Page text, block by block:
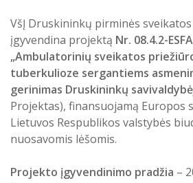
Baltarusijos parengta informacinė
Druskininkų savivaldybės vyresnio
bei neįgaliesiems
Pirminės asmens sveikatos
prieinamumo gerinimas
tuberkulioze sergantiems
VšĮ Druskininkų pirminės
įgyvendina projektą Nr. 08.4.2-
„Ambulatorinių sveikatos
tuberkulioze sergantiems
gerinimas Druskininkų
Projektas), finansuojamą Europos
Lietuvos Respublikos valstybės
nuosavomis lėšomis.
Projekto įgyvendinimo pradžia –